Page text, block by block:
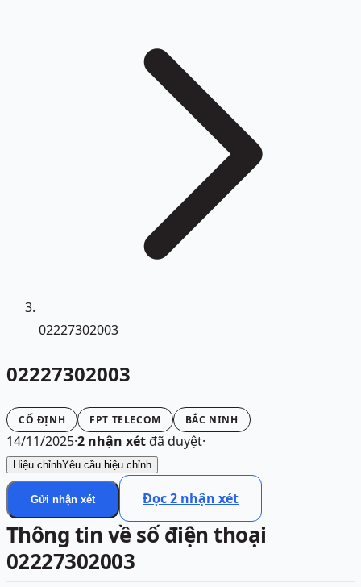
02227302003
02227302003
CỐ ĐỊNH FPT TELECOM BẮC NINH
14/11/2025·2 nhận xétđã duyệt·
Hiệu chỉnhYêu cầu hiệu chỉnh
Gửi nhận xét Đọc2 nhận xét
Thông tin về số điện thoại
02227302003